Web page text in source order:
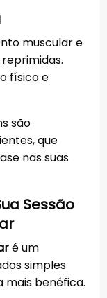
muscular e
físico e
são
que
nas suas
Sessão
é um
simples
mais benéfica.